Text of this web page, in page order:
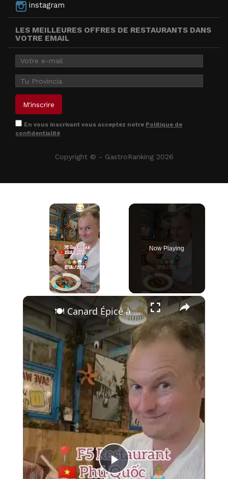
instagram
LES MEILLEURES OFFRES DE RESTAURANTS DANS
VOTRE EMAIL
En vous inscrivant vous acceptez notre Politique de
confidentialité
Copyright © - GastroRanking 2026
×
Now Playing
×
Play
🍽️ Canard Épicé à Phu Quoc | F5 Restaurant 🇻🇳